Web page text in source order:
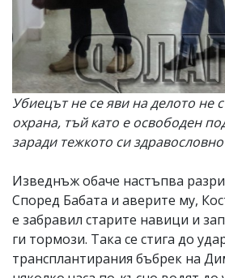
Убиецът не се яви на делото не
охрана, тъй като е освободен
заради тежкото си
Изведнъж обаче настъпва
Според Бабата и аверите му,
е забравил старите навици и
ги тормози. Така се стига до
трансплантирания бъбрек на